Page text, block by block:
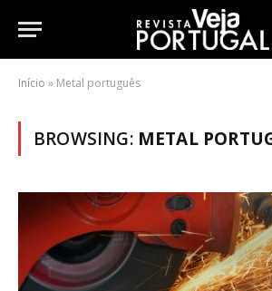
Início » Metal português
BROWSING: METAL